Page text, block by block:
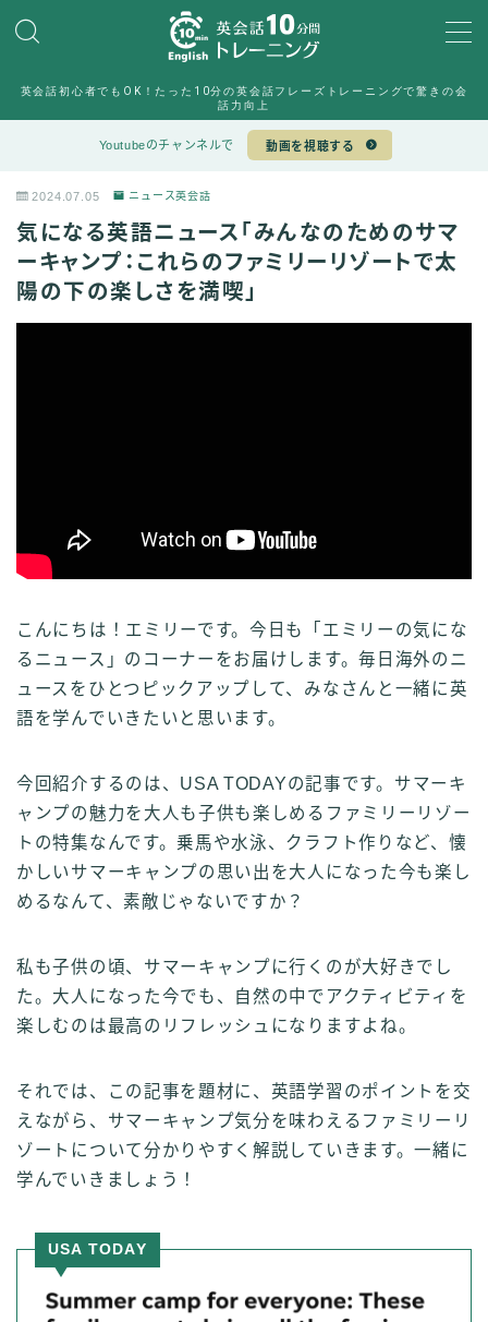
英会話初心者でもOK！たった10分の英会話フレーズトレーニングで驚きの会
話力向上
10min English運営チーム
Sample Page
デモプリセット記事 #6
プライバシーポリシー
プライバシーポリシー
利用規約／特定商取引法に基づく表記
有料記事の決済完了ページ
Youtubeのチャンネルで 動画を視聴する
2024.07.05 ニュース英会話
気になる英語ニュース「みんなのためのサマ
ーキャンプ：これらのファミリーリゾートで太
陽の下の楽しさを満喫」
こんにちは！エミリーです。今日も「エミリーの気にな
るニュース」のコーナーをお届けします。毎日海外のニ
ュースをひとつピックアップして、みなさんと一緒に英
語を学んでいきたいと思います。
今回紹介するのは、USA TODAYの記事です。サマーキ
ャンプの魅力を大人も子供も楽しめるファミリーリゾー
トの特集なんです。乗馬や水泳、クラフト作りなど、懐
かしいサマーキャンプの思い出を大人になった今も楽し
めるなんて、素敵じゃないですか？
私も子供の頃、サマーキャンプに行くのが大好きでし
た。大人になった今でも、自然の中でアクティビティを
楽しむのは最高のリフレッシュになりますよね。
それでは、この記事を題材に、英語学習のポイントを交
えながら、サマーキャンプ気分を味わえるファミリーリ
ゾートについて分かりやすく解説していきます。一緒に
学んでいきましょう！
USA TODAY